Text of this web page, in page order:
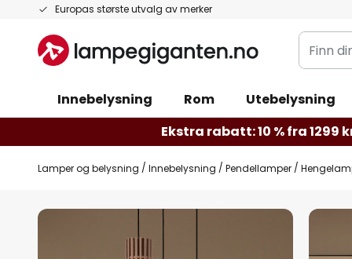
Europas største utvalg av merker
Hopp
innhold
Finn
din
Innebelysning Rom Utebelysning
Ekstra rabatt: 10 % fra 1299
Lamper og belysning Innebelysning Pendellamper
Gå